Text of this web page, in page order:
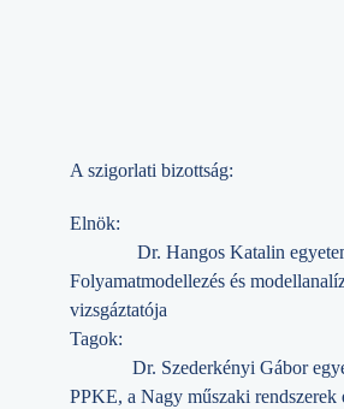
A szigorlati bizottság:
Elnök:
Dr. Hangos Katalin
Folyamatmodellezés és
vizsgáztatója
Tagok:
Dr. Szederkényi Gábor
PPKE, a Nagy műszaki rendszerek